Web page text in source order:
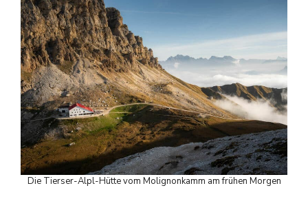
Die Tierser-Alpl-Hütte vom Molignonkamm am frühen Morgen